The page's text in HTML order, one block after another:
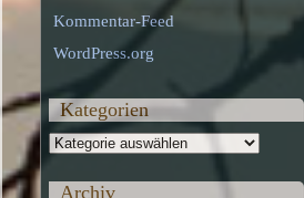
Kommentar-Feed
WordPress.org
Kategorien
Kategorien
Archiv